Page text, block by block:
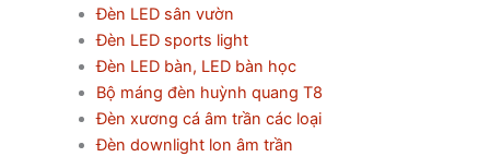
Đèn LED sân vườn
Đèn LED sports light
Đèn LED bàn, LED bàn học
Bộ máng đèn huỳnh quang T8
Đèn xương cá âm trần các loại
Đèn downlight lon âm trần